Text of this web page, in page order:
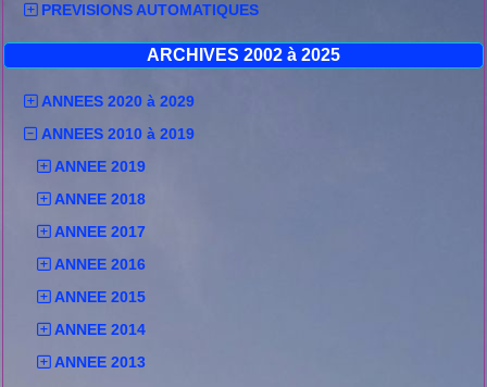
PREVISIONS AUTOMATIQUES
ARCHIVES 2002 à 2025
ANNEES 2020 à 2029
ANNEES 2010 à 2019
ANNEE 2019
ANNEE 2018
ANNEE 2017
ANNEE 2016
ANNEE 2015
ANNEE 2014
ANNEE 2013